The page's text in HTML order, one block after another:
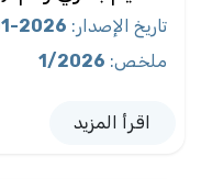
تاريخ الإصدار :
2026-01-06
ملخص:
1/2026
اقرأ المزيد